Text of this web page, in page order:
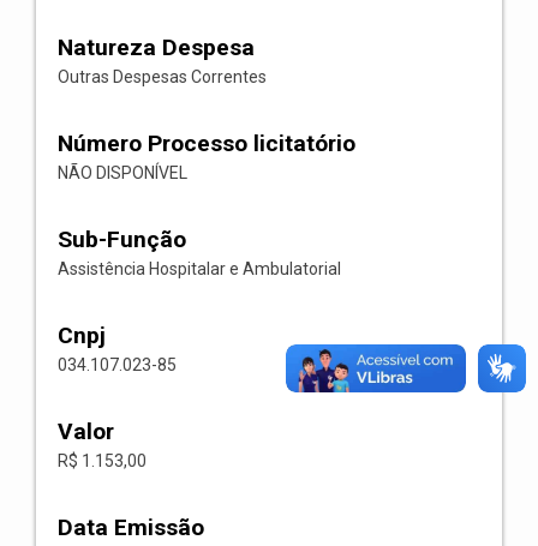
Natureza Despesa
Outras Despesas Correntes
Número Processo licitatório
NÃO DISPONÍVEL
Sub-Função
Assistência Hospitalar e Ambulatorial
Cnpj
034.107.023-85
Valor
R$ 1.153,00
Data Emissão